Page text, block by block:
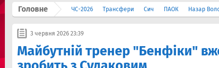
Головне ЧС-2026 Трансфери Сич ПАОК Назар
3 червня 2026 23:39
Майбутній тренер "Бенфіки"